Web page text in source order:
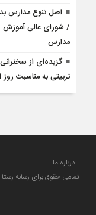
اصل تنوع مدارس بد
/ شورای عالی آموزش
مدارس
گزیده‌ای از
تربیتی به مناسبت
درباره ما
تمامی حقوق برای رسانه